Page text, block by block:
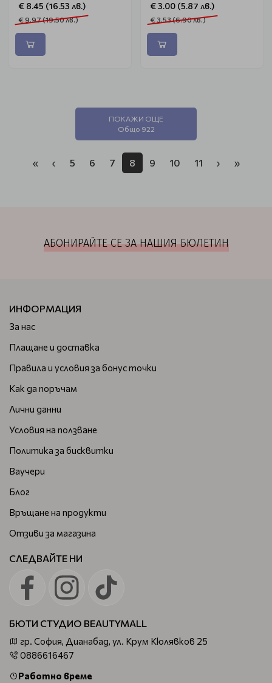
€ 8.45 (16.53 лв.)
€ 9.97 (19.50 лв.)
€ 3.00 (5.87 лв.)
€ 3.53 (6.90 лв.)
ПОКАЖИ ОЩЕ
Общо 922
« ‹ 5 6 7 8 9 10 11 › »
АБОНИРАЙТЕ СЕ ЗА НАШИЯ БЮЛЕТИН
ИНФОРМАЦИЯ
За нас
Плащане и доставка
Правила и условия за бонус точки
Как да поръчам
Лични данни
Условия на ползване
Политика за бисквитки
Ваучери
Блог
Връщане на продукти
Отзиви за магазина
СЛЕДВАЙТЕ НИ
БЮТИ СТУДИО BEAUTYMALL
гр. София, Дианабад, ул. Крум Кюлявков 25
0886616467
Работно време